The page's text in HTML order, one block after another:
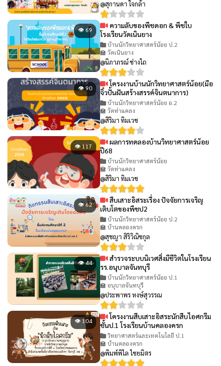
@สุกานดา ใจกล้า
👁 69
ความลับของพืชดอก & พืชใบ
โรงเรียนวัดเนินยาง
บ้านนักวิทยาศาสตร์น้อย ป.2
🏫 วัดเนินยาง
@นิภาภรณ์ ช่างไถ
👁 90
โครงงานบ้านนักวิทยาศาสตร์น้อย(มือ
จิ๋วปั้นฝันสร้างสรรค์จินตนาการ)
บ้านนักวิทยาศาสตร์น้อย อ.2
🏫 วัดท่าแคลง
@สิริมา ทิมเวช
👁 117
ผลการทดลองบ้านวิทยาศาสตร์น้อย
ปี68
บ้านนักวิทยาศาสตร์น้อย
🏫 วัดท่าแคลง
@สิริมา ทิมเวช
👁 62
สืบเสาะอิสระเรื่อง ปัจจัยการเจริญ
เติบโตของพืชป2
บ้านนักวิทยาศาสตร์น้อย ป.2
🏫 บ้านคลองครก
@สุชญา สิริวิณิชกุล
👁 44
สำรวจระบบนิเวศสิ่งมีชีวิตในโรงเรียน
รร.อนุบาลจันทบุรี
บ้านนักวิทยาศาสตร์น้อย ป.1
🏫 อนุบาลจันทบุรี
@ประพาพร หงษ์สุวรรณ
👁 104
โครงงานสืบเสาะอิสระนักสืบไอศกรีม
ชั้นป.1 โรงเรียนบ้านคลองครก
วิทยาศาสตร์และเทคโนโลยี ป.1
🏫 บ้านคลองครก
@พิมพ์พิไล ไชยมิตร